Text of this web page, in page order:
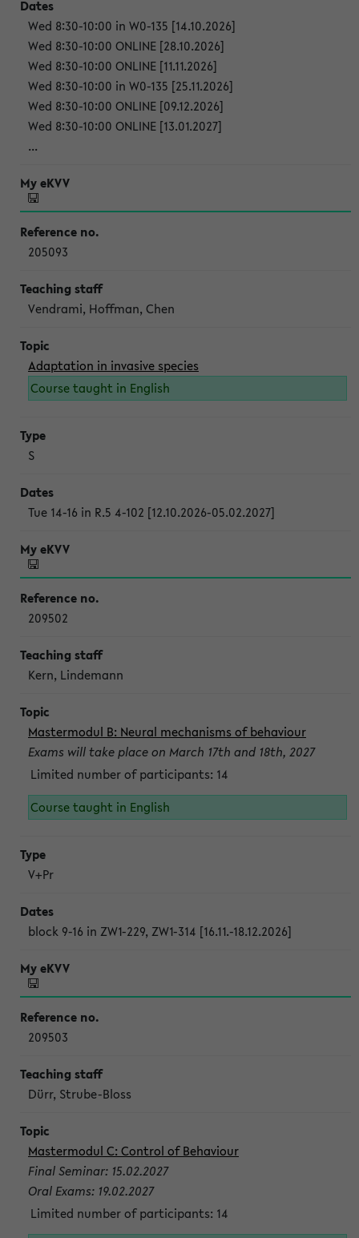
Wed 8:30-10:00 in W0-135 [14.10.2026]
Wed 8:30-10:00 ONLINE [28.10.2026]
Wed 8:30-10:00 ONLINE [11.11.2026]
Wed 8:30-10:00 in W0-135 [25.11.2026]
Wed 8:30-10:00 ONLINE [09.12.2026]
Wed 8:30-10:00 ONLINE [13.01.2027]
...
205093
Vendrami, Hoffman, Chen
Adaptation in invasive species
Course taught in English
S
Tue 14-16 in R.5 4-102 [12.10.2026-05.02.2027]
209502
Kern, Lindemann
Mastermodul B: Neural mechanisms of behaviour
Exams will take place on March 17th and 18th, 2027
Limited number of participants: 14
Course taught in English
V+Pr
block 9-16 in ZW1-229, ZW1-314 [16.11.-18.12.2026]
209503
Dürr, Strube-Bloss
Mastermodul C: Control of Behaviour
Final Seminar: 15.02.2027
Oral Exams: 19.02.2027
Limited number of participants: 14